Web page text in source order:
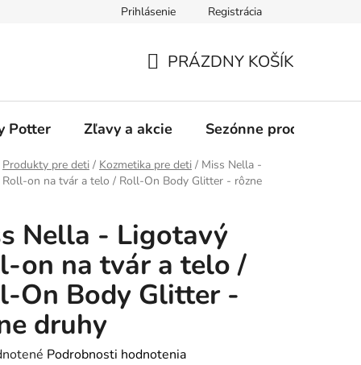
Ochrana osobných údajov O nás
Prihlásenie Registrácia
KOŠÍK
PRÁZDNY KOŠÍK
Potter Zľavy a akcie Sezónne produkty
Produkty pre deti / Kozmetika pre deti / Miss Nella -
Roll-on na tvár a telo / Roll-On Body Glitter - rôzne
Nella - Ligotavý
on na tvár a telo /
On Body Glitter -
druhy
Podrobnosti hodnotenia